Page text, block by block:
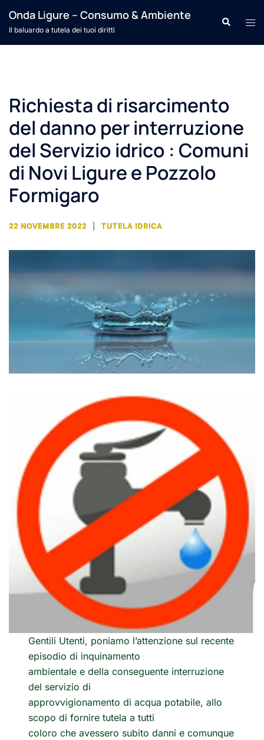
Onda Ligure – Consumo & Ambiente
Il baluardo a tutela dei tuoi diritti
Cerca
Richiesta di risarcimento
del danno per interruzione
del Servizio idrico : Comuni
di Novi Ligure e Pozzolo
Formigaro
22 NOVEMBRE 2022 TUTELA IDRICA
Gentili Utenti, poniamo l’attenzione sul recente
episodio di inquinamento
ambientale e della conseguente interruzione
del servizio di
approvvigionamento di acqua potabile, allo
scopo di fornire tutela a tutti
coloro che avessero subito danni e comunque